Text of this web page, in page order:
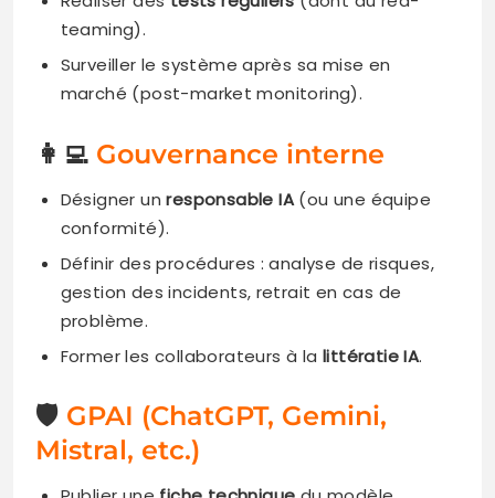
teaming).
Surveiller le système après sa mise en
marché (post-market monitoring).
👩‍💻 Gouvernance interne
Désigner unresponsable IA(ou une équipe
conformité).
Définir des procédures : analyse de risques,
gestion des incidents, retrait en cas de
problème.
Former les collaborateurs à la littératie IA.
🛡️ GPAI (ChatGPT, Gemini,
Mistral, etc.)